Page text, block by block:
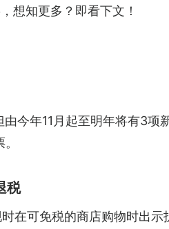
想知更多？即看下文！
今年11月起至明年将有3
税
在可免税的商店购物时出